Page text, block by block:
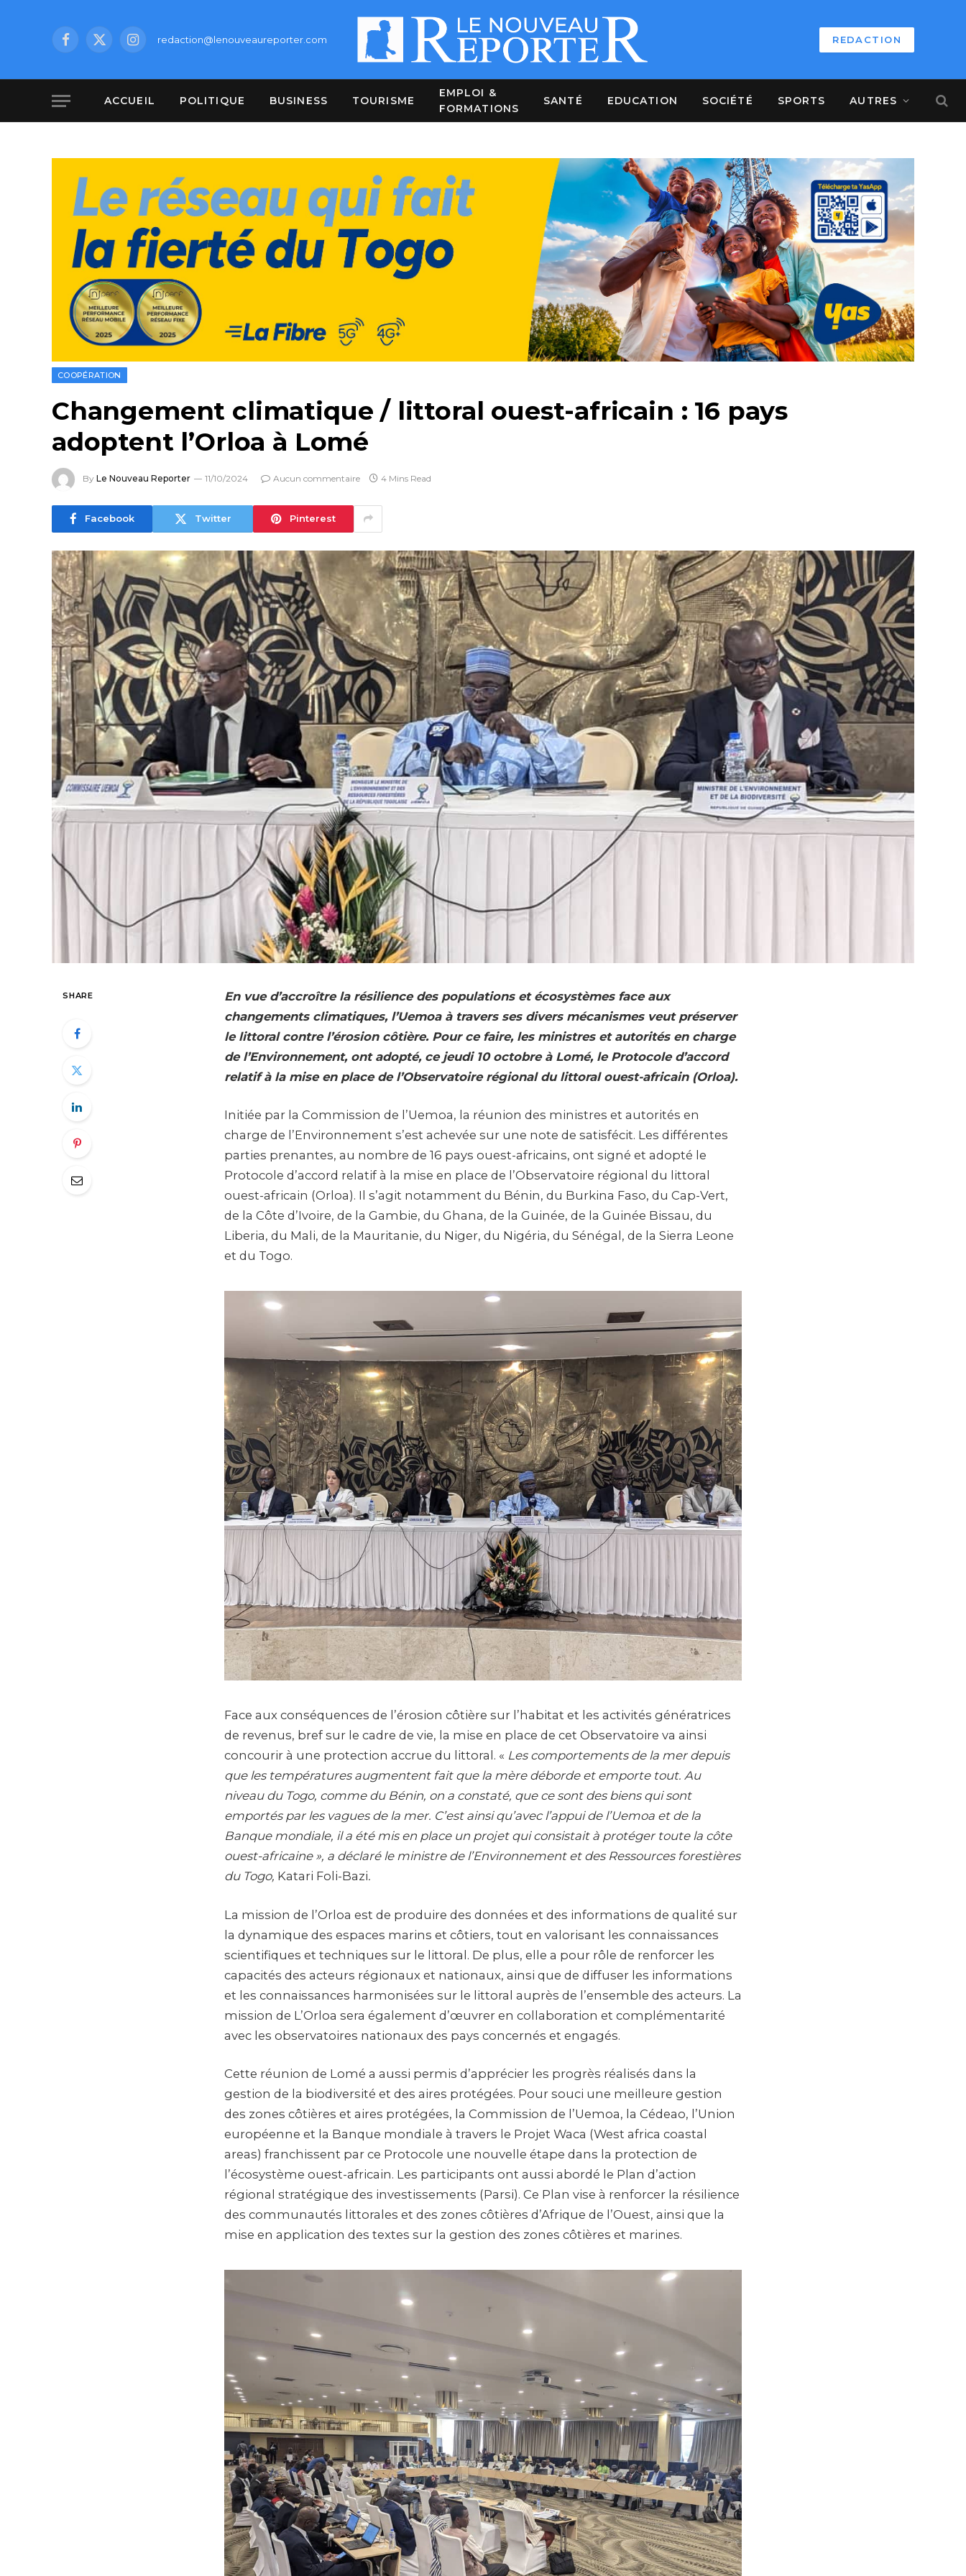
Facebook
X
Instagramredaction@lenouveaureporter.com REDACTION
ACCUEIL POLITIQUE BUSINESS TOURISME
EMPLOI &
FORMATIONS
SANTÉ EDUCATION SOCIÉTÉ SPORTS AUTRES
COOPÉRATION
Changement climatique / littoral ouest-africain : 16 pays
adoptent l’Orloa à Lomé
By Le Nouveau Reporter 11/10/2024 Aucun commentaire 4 Mins Read
Facebook Twitter Pinterest
SHARE
En vue d’accroître la résilience des populations et écosystèmes face aux
changements climatiques, l’Uemoa à travers ses divers mécanismes veut préserver
le littoral contre l’érosion côtière. Pour ce faire, les ministres et autorités en charge
de l’Environnement, ont adopté, ce jeudi 10 octobre à Lomé, le Protocole d’accord
relatif à la mise en place de l’Observatoire régional du littoral ouest-africain (Orloa).
Initiée par la Commission de l’Uemoa, la réunion des ministres et autorités en
charge de l’Environnement s’est achevée sur une note de satisfécit. Les différentes
parties prenantes, au nombre de 16 pays ouest-africains, ont signé et adopté le
Protocole d’accord relatif à la mise en place de l’Observatoire régional du littoral
ouest-africain (Orloa). Il s’agit notamment du Bénin, du Burkina Faso, du Cap-Vert,
de la Côte d’Ivoire, de la Gambie, du Ghana, de la Guinée, de la Guinée Bissau, du
Liberia, du Mali, de la Mauritanie, du Niger, du Nigéria, du Sénégal, de la Sierra Leone
et du Togo.
Face aux conséquences de l’érosion côtière sur l’habitat et les activités génératrices
de revenus, bref sur le cadre de vie, la mise en place de cet Observatoire va ainsi
concourir à une protection accrue du littoral. « Les comportements de la mer depuis
que les températures augmentent fait que la mère déborde et emporte tout. Au
niveau du Togo, comme du Bénin, on a constaté, que ce sont des biens qui sont
emportés par les vagues de la mer. C’est ainsi qu’avec l’appui de l’Uemoa et de la
Banque mondiale, il a été mis en place un projet qui consistait à protéger toute la côte
ouest-africaine », a déclaré le ministre de l’Environnement et des Ressources forestières
du Togo, Katari Foli-Bazi.
La mission de l’Orloa est de produire des données et des informations de qualité sur
la dynamique des espaces marins et côtiers, tout en valorisant les connaissances
scientifiques et techniques sur le littoral. De plus, elle a pour rôle de renforcer les
capacités des acteurs régionaux et nationaux, ainsi que de diffuser les informations
et les connaissances harmonisées sur le littoral auprès de l’ensemble des acteurs. La
mission de L’Orloa sera également d’œuvrer en collaboration et complémentarité
avec les observatoires nationaux des pays concernés et engagés.
Cette réunion de Lomé a aussi permis d’apprécier les progrès réalisés dans la
gestion de la biodiversité et des aires protégées. Pour souci une meilleure gestion
des zones côtières et aires protégées, la Commission de l’Uemoa, la Cédeao, l’Union
européenne et la Banque mondiale à travers le Projet Waca (West africa coastal
areas) franchissent par ce Protocole une nouvelle étape dans la protection de
l’écosystème ouest-africain. Les participants ont aussi abordé le Plan d’action
régional stratégique des investissements (Parsi). Ce Plan vise à renforcer la résilience
des communautés littorales et des zones côtières d’Afrique de l’Ouest, ainsi que la
mise en application des textes sur la gestion des zones côtières et marines.